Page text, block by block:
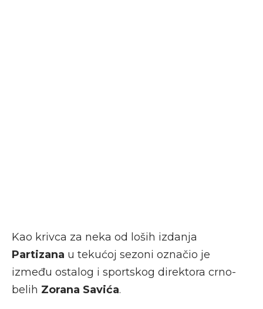
Kao krivca za neka od loših izdanja
Partizana u tekućoj sezoni označio je
između ostalog i sportskog direktora crno-
belih Zorana Savića.